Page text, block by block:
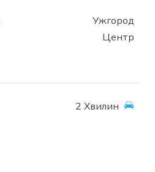
Ужгород
Центр
2 Хвилин